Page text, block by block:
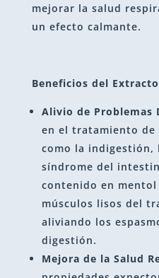
mejorar la salud
un efecto calmante.
Beneficios del Extracto
Alivio de Problemas
en el tratamiento
como la indigestión,
síndrome del
contenido en
músculos lisos del
aliviando los
digestión.
Mejora de la Salud